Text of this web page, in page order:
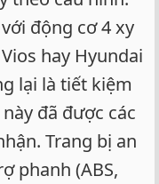
động cơ 4 xy
hay Hyundai
lại là tiết kiệm
đã được các
Trang bị an
phanh (ABS,